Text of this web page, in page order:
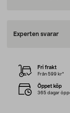
Experten svarar
Fri frakt
Från 599 kr*
Öppet köp
365 dagar